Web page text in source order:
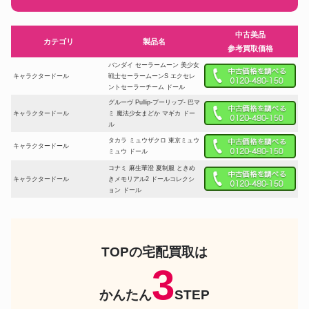
カテゴリ 製品名
中古美品
参考買取価格
キャラクタードール
バンダイ セーラームーン 美少女
戦士セーラームーンS エクセレ
ントセーラーチーム ドール
キャラクタードール
グルーヴ Pullip-プーリップ- 巴マ
ミ 魔法少女まどか マギカ ドー
ル
キャラクタードール
タカラ ミュウザクロ 東京ミュウ
ミュウ ドール
キャラクタードール
コナミ 麻生華澄 夏制服 ときめ
きメモリアル2 ドールコレクシ
ョン ドール
ーズ アルヌール サイボーグ009
クション ドール
新声社 タカラ ナコルル人形 ド
レスセット 礼装用 レッド サム
TOPの宅配買取は
かんたん3STEP